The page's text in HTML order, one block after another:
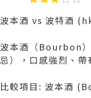
波本酒 vs 波特酒
波本酒（Bourbon
忌），口感強烈、
比較項目: 波本酒